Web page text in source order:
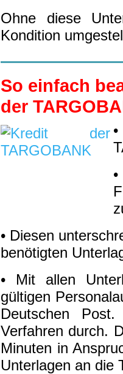
Ohne diese
Kondition
So einfach
der
• Diesen
benötigten
• Mit allen
gültigen
Deutschen
Verfahren durch.
Minuten in
Unterlagen an die